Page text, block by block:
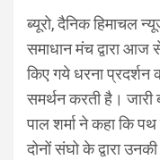
ब्यूरो, दैनिक हिमाचल
समाधान मंच द्वारा
किए गये धरना
समर्थन करती है।
पाल शर्मा ने कहा कि पथ
दोनों संघो के द्वारा